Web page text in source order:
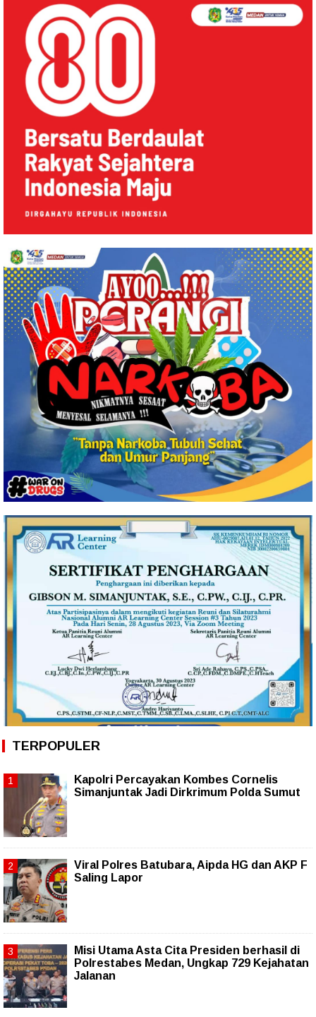
TERPOPULER
Kapolri Percayakan Kombes Cornelis
Simanjuntak Jadi Dirkrimum Polda Sumut
Viral Polres Batubara, Aipda HG dan AKP F
Saling Lapor
Misi Utama Asta Cita Presiden berhasil di
Polrestabes Medan, Ungkap 729 Kejahatan
Jalanan